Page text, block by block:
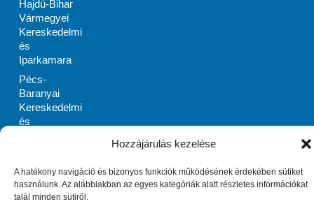
Hozzájárulás kezelése
A hatékony navigáció és bizonyos funkciók működésének érdekében sütiket
használunk. Az alábbiakban az egyes kategóriák alatt részletes információkat
talál minden sütiről.
Hajdú-Bihar
Vármegyei
Kereskedelmi
és
Iparkamara
Pécs-
Baranyai
Kereskedelmi
és
Szabolcs-
Szatmár-Bereg
Megyei